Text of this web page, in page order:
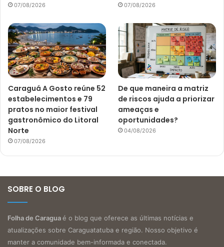
07/08/2026 07/08/2026
Caraguá A Gosto reúne 52
estabelecimentos e 79
pratos no maior festival
gastronômico do Litoral
Norte
07/08/2026
De que maneira a matriz
de riscos ajuda a priorizar
ameaças e
oportunidades?
04/08/2026
SOBRE O BLOG
Folha de Caraguaé o blog que oferece as últimas notícias e
atualizações sobre Caraguatatuba e região. Nosso objetivo é
manter a comunidade bem-informada e conectada.